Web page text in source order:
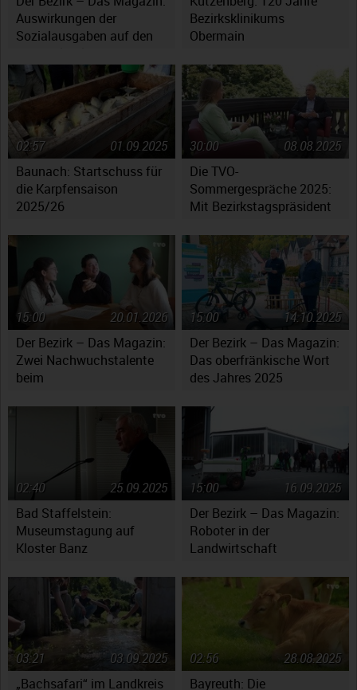
Auswirkungen der
Sozialausgaben auf den
Bezirksklinikums
Obermain
Baunach: Startschuss für
die Karpfensaison
2025/26
01.09.2025
02:57
Die TVO-
Sommergespräche 2025:
Mit Bezirkstagspräsident
08.08.2025
30:00
Der Bezirk – Das Magazin:
Zwei Nachwuchstalente
beim
Oberfranken
20.01.2026
15:00
Der Bezirk – Das Magazin:
Das oberfränkische Wort
des Jahres 2025
14.10.2025
15:00
Bad Staffelstein:
Museumstagung auf
Kloster Banz
25.09.2025
02:40
Der Bezirk – Das Magazin:
Roboter in der
Landwirtschaft
16.09.2025
15:00
„Bachsafari“ im Landkreis
03.09.2025
03:21
Bayreuth: Die
28.08.2025
02:56